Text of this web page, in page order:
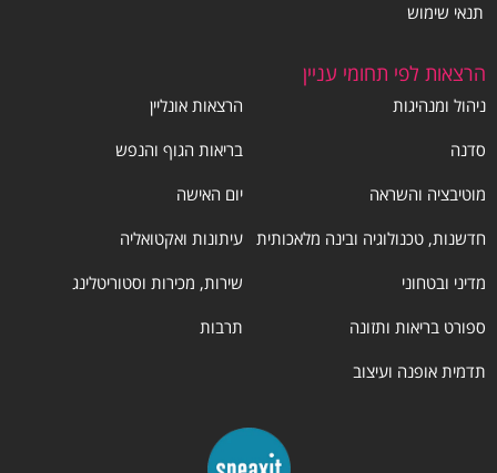
תנאי שימוש
הרצאות לפי תחומי עניין
ניהול ומנהיגות
הרצאות אונליין
סדנה
בריאות הגוף והנפש
מוטיבציה והשראה
יום האישה
חדשנות, טכנולוגיה ובינה מלאכותית עיתונות ואקטואליה
מדיני ובטחוני
שירות, מכירות וסטוריטלינג
ספורט בריאות ותזונה
תרבות
תדמית אופנה ועיצוב